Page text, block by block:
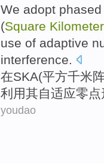
We adopt phased
(Square Kilometer
use of adaptive
interference.
在SKA(平方千米
利用其自适应零点
youdao